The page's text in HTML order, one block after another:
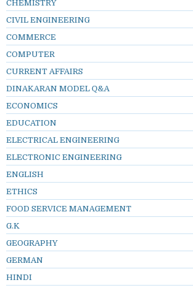
CHEMISTRY
CIVIL ENGINEERING
COMMERCE
COMPUTER
CURRENT AFFAIRS
DINAKARAN MODEL Q&A
ECONOMICS
EDUCATION
ELECTRICAL ENGINEERING
ELECTRONIC ENGINEERING
ENGLISH
ETHICS
FOOD SERVICE MANAGEMENT
G.K
GEOGRAPHY
GERMAN
HINDI